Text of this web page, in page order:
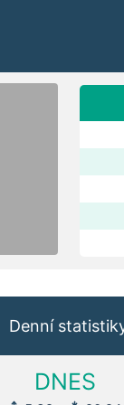
Denní
DNES